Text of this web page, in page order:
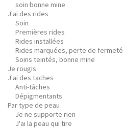
soin bonne mine
J'ai des rides
Soin
Premières rides
Rides installées
Rides marquées, perte de fermeté
Soins teintés, bonne mine
Je rougis
J'ai des taches
Anti-tâches
Dépigmentants
Par type de peau
Je ne supporte rien
J'ai la peau qui tire